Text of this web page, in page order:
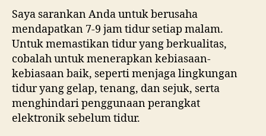
Saya sarankan Anda untuk berusaha
mendapatkan 7-9 jam tidur setiap malam.
Untuk memastikan tidur yang berkualitas,
cobalah untuk menerapkan kebiasaan-
kebiasaan baik, seperti menjaga lingkungan
tidur yang gelap, tenang, dan sejuk, serta
menghindari penggunaan perangkat
elektronik sebelum tidur.